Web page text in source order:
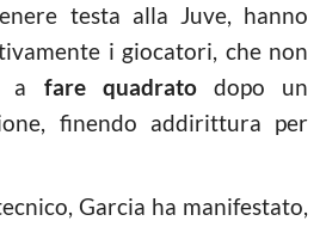
testa alla Juve, hanno
i giocatori, che non
a fare quadratodopo un
finendo addirittura per
Garcia ha manifestato,